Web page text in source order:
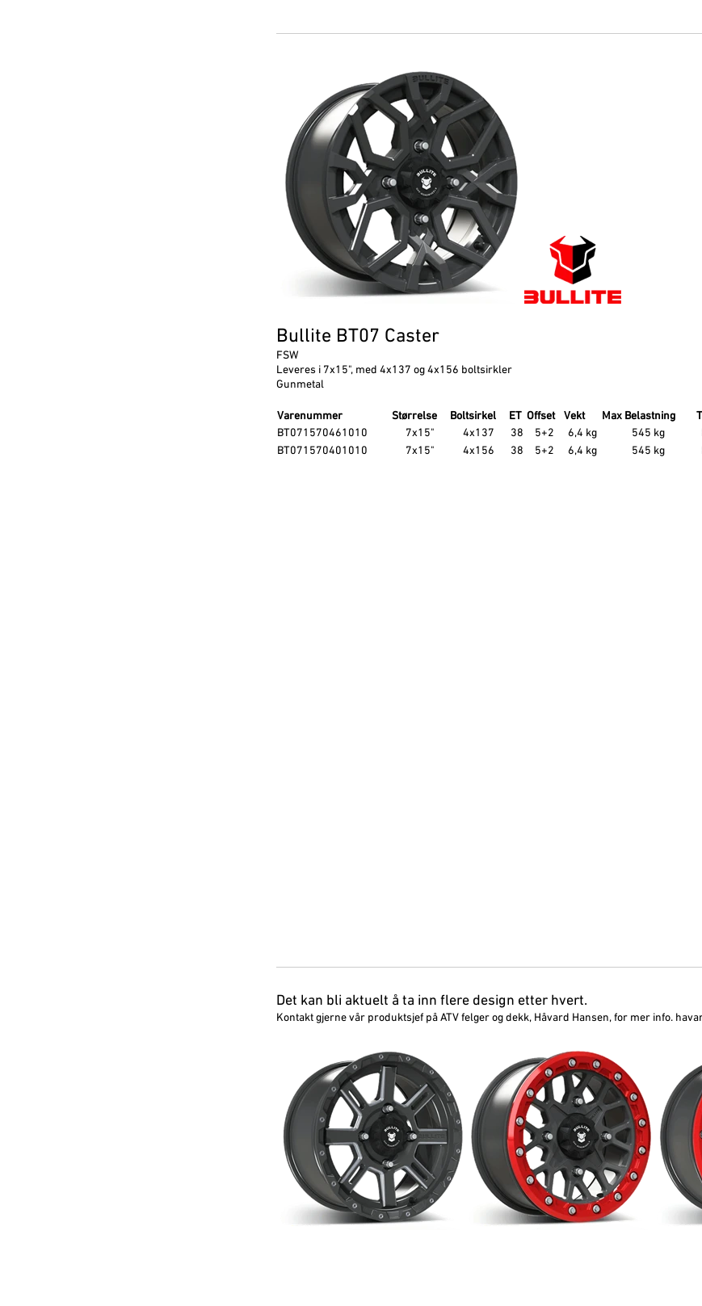
Bullite BT07 Caster
FSW
Leveres i 7x15", med 4x137 og 4x156 boltsirkler
Gunmetal
Varenummer Størrelse Boltsirkel ET Offset Vekt Max Belastning
BT071570461010
7x15" 4x137 38 5+2 6,4 kg 545 kg
BT071570401010
7x15" 4x156 38 5+2 6,4 kg 545 kg
Det kan bli aktuelt å ta inn flere design etter hvert.
Kontakt gjerne vår produktsjef på ATV felger og dekk, Håvard Hansen, for mer info.